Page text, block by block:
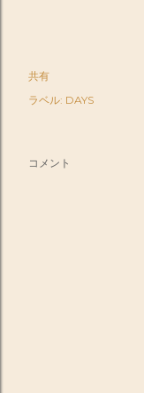
共有
ラベル: DAYS
コメント